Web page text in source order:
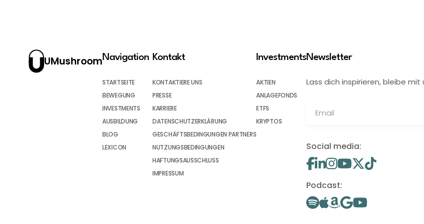
UMushroomNavigation
STARTSEITE
BEWEGUNG
INVESTMENTS
AUSBILDUNG
BLOG
LEXICON
Kontakt
KONTAKTIERE UNS
PRESSE
KARRIERE
DATENSCHUTZERKLÄRUNG
GESCHÄFTSBEDINGUNGEN PARTNERS
NUTZUNGSBEDINGUNGEN
HAFTUNGSAUSSCHLUSS
IMPRESSUM
Investments
AKTIEN
ANLAGEFONDS
ETFS
KRYPTOS
Newsletter
Lass dich inspirieren, bleibe
Social media:
Podcast: